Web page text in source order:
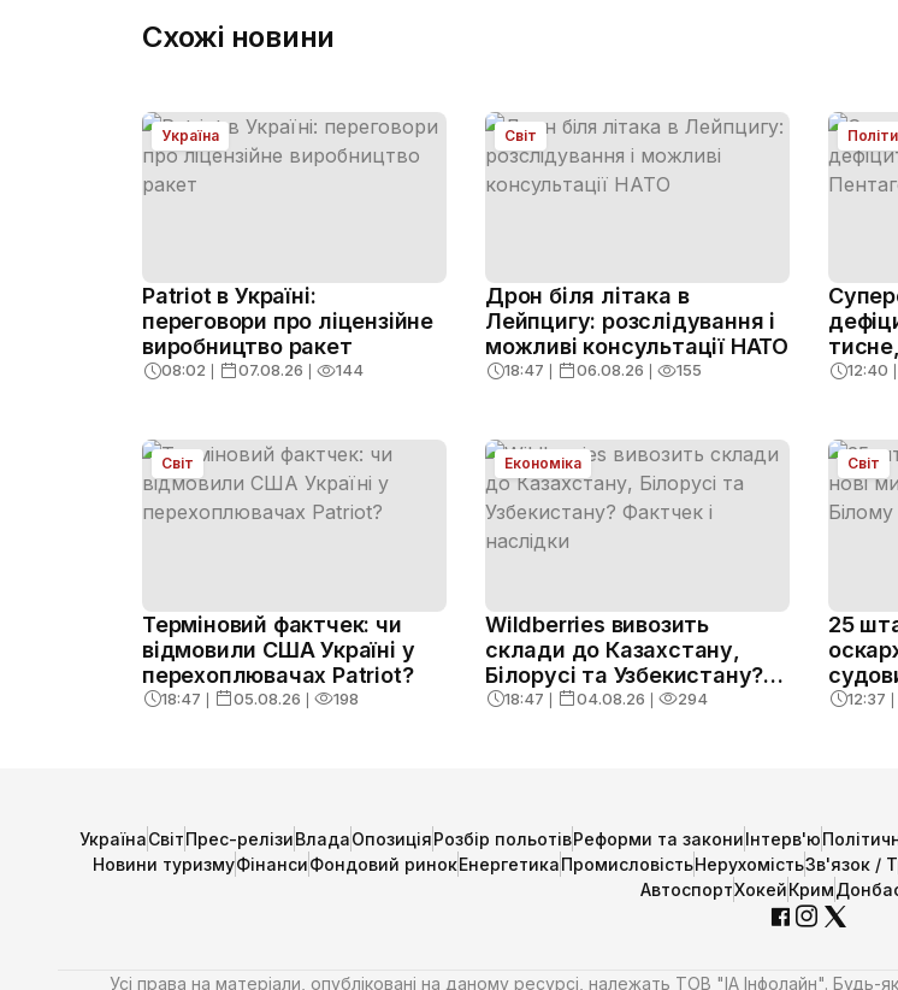
Схожі новини
Україна
Patriot в Україні:
переговори про ліцензійне
виробництво ракет
08:02 ❘ 07.08.26 ❘ 144
Світ
Дрон біля літака в
Лейпцигу: розслідування і
можливі консультації НАТО
18:47 ❘ 06.08.26 ❘ 155 12:40 ❘
Світ
Терміновий фактчек: чи
відмовили США Україні у
перехоплювачах Patriot?
18:47 ❘ 05.08.26 ❘ 198
Економіка
Wildberries вивозить
склади до Казахстану,
Білорусі та Узбекистану?
Фактчек і наслідки
18:47 ❘ 04.08.26 ❘ 294
Світ
25
дому
12:37 ❘
УкраїнаСвітПрес-релізиВладаОпозиціяРозбір польотівРеформи та закониІнтерв'ю
Новини туризмуФінансиФондовий ринокЕнергетикаПромисловістьНерухомістьЗв'язок /
АвтоспортХокейКрим
Усі права на матеріали, опубліковані на даному ресурсі, належать ТОВ "ІА Інфолайн".